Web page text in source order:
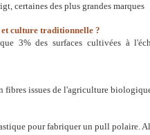
certaines des plus grandes marques
culture traditionnelle ?
3% des surfaces cultivées à
fibres issues de l'agriculture
pour fabriquer un pull polaire.